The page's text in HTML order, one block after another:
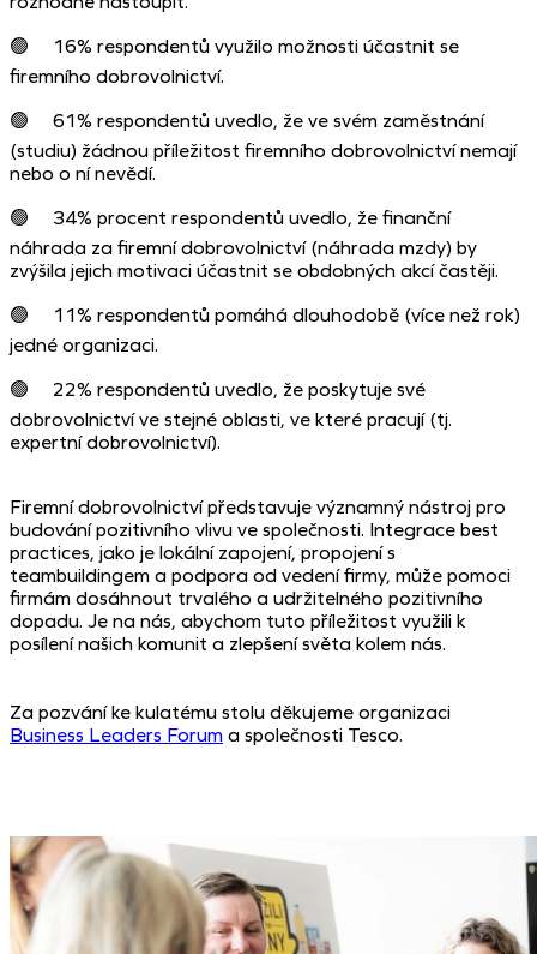
🟢 16% respondentů využilo možnosti účastnit se
firemního dobrovolnictví.
🟢 61% respondentů uvedlo, že ve svém zaměstnání
(studiu) žádnou příležitost firemního dobrovolnictví nemají
nebo o ní nevědí.
🟢 34% procent respondentů uvedlo, že finanční
náhrada za firemní dobrovolnictví (náhrada mzdy) by
zvýšila jejich motivaci účastnit se obdobných akcí častěji.
🟢 11% respondentů pomáhá dlouhodobě (více než rok)
jedné organizaci.
🟢 22% respondentů uvedlo, že poskytuje své
dobrovolnictví ve stejné oblasti, ve které pracují (tj.
expertní dobrovolnictví).
Firemní dobrovolnictví představuje významný nástroj pro
budování pozitivního vlivu ve společnosti. Integrace best
practices, jako je lokální zapojení, propojení s
teambuildingem a podpora od vedení firmy, může pomoci
firmám dosáhnout trvalého a udržitelného pozitivního
dopadu. Je na nás, abychom tuto příležitost využili k
posílení našich komunit a zlepšení světa kolem nás.
Za pozvání ke kulatému stolu děkujeme organizaci
Business Leaders Forum a společnosti Tesco.